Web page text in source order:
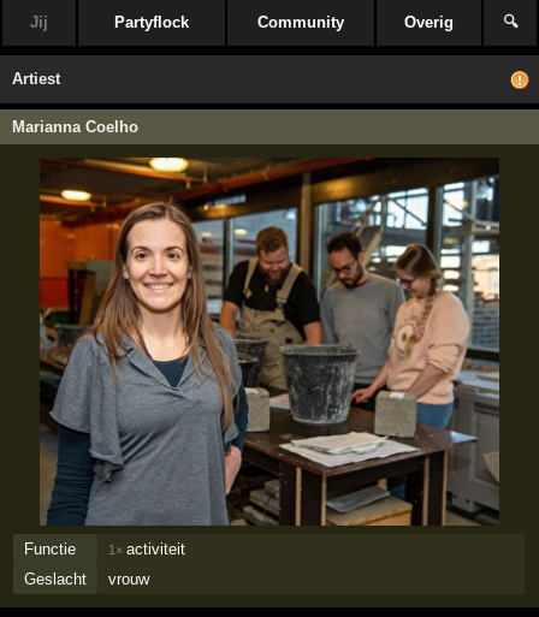
Jij Partyflock Community Overig 🔍
Artiest
Marianna Coelho
Functie 1× activiteit
Geslacht
vrouw